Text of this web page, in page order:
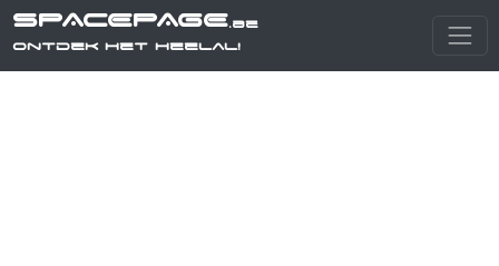
SPACEPAGE.be
Ontdek het heelal!